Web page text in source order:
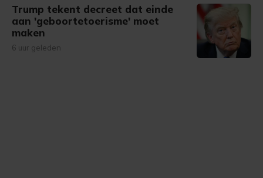
Trump tekent decreet dat einde
aan 'geboortetoerisme' moet
maken
6 uur geleden